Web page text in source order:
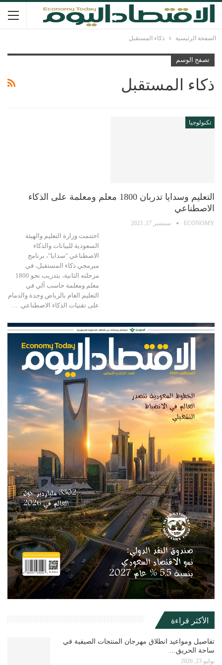
الصفحة الرئيسية ذكاء المستقبل
تصفح الوسم
ذكاء المستقبل
تكنولوجيا
التعليم وسدايا تدربان 1800 معلم ومعلمة على الذكاء
الاصطناعي
ECONOMY سبتمبر 17, 2023
اختتمت وزارة التعليم والهيئة
السعودية للبيانات والذكاء
الاصطناعي "سدايا"، برنامج
مبرمجي ذكاء المستقبل، في
مرحلته الثانية، بتدريب نحو 1800
معلم ومعلمة حاسب آلي في
التعليم العام بالرياض وجدة والدمام
على تقنيات الذكاء الاصطناعي. …
الأكثر قراءة
تفاصيل ومواعيد انطلاق مهرجان المنتجات الصيفية في
ساحة الحريق…
يوليو 23, 2026